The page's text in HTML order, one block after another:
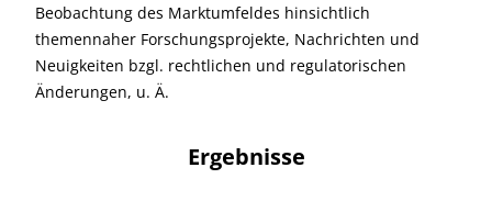
Beobachtung des Marktumfeldes hinsichtlich
themennaher Forschungsprojekte, Nachrichten und
Neuigkeiten bzgl. rechtlichen und regulatorischen
Änderungen, u. Ä.
Ergebnisse